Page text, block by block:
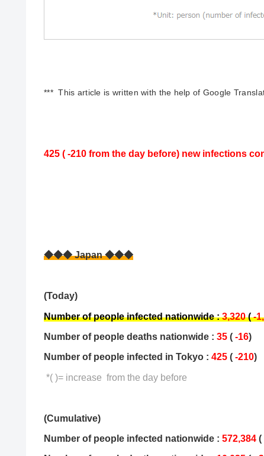
*** This article is written with the help of Google
425 ( -210 from the day before) new infections
◆◆◆ Japan ◆◆◆
(Today)
Number of people infected nationwide :3,320(-
Number of people deaths nationwide : 35 ( -16)
Number of people infected in Tokyo : 425 ( -210)
*( )= increase from the day before
(Cumulative)
Number of people infected nationwide : 572,384 (